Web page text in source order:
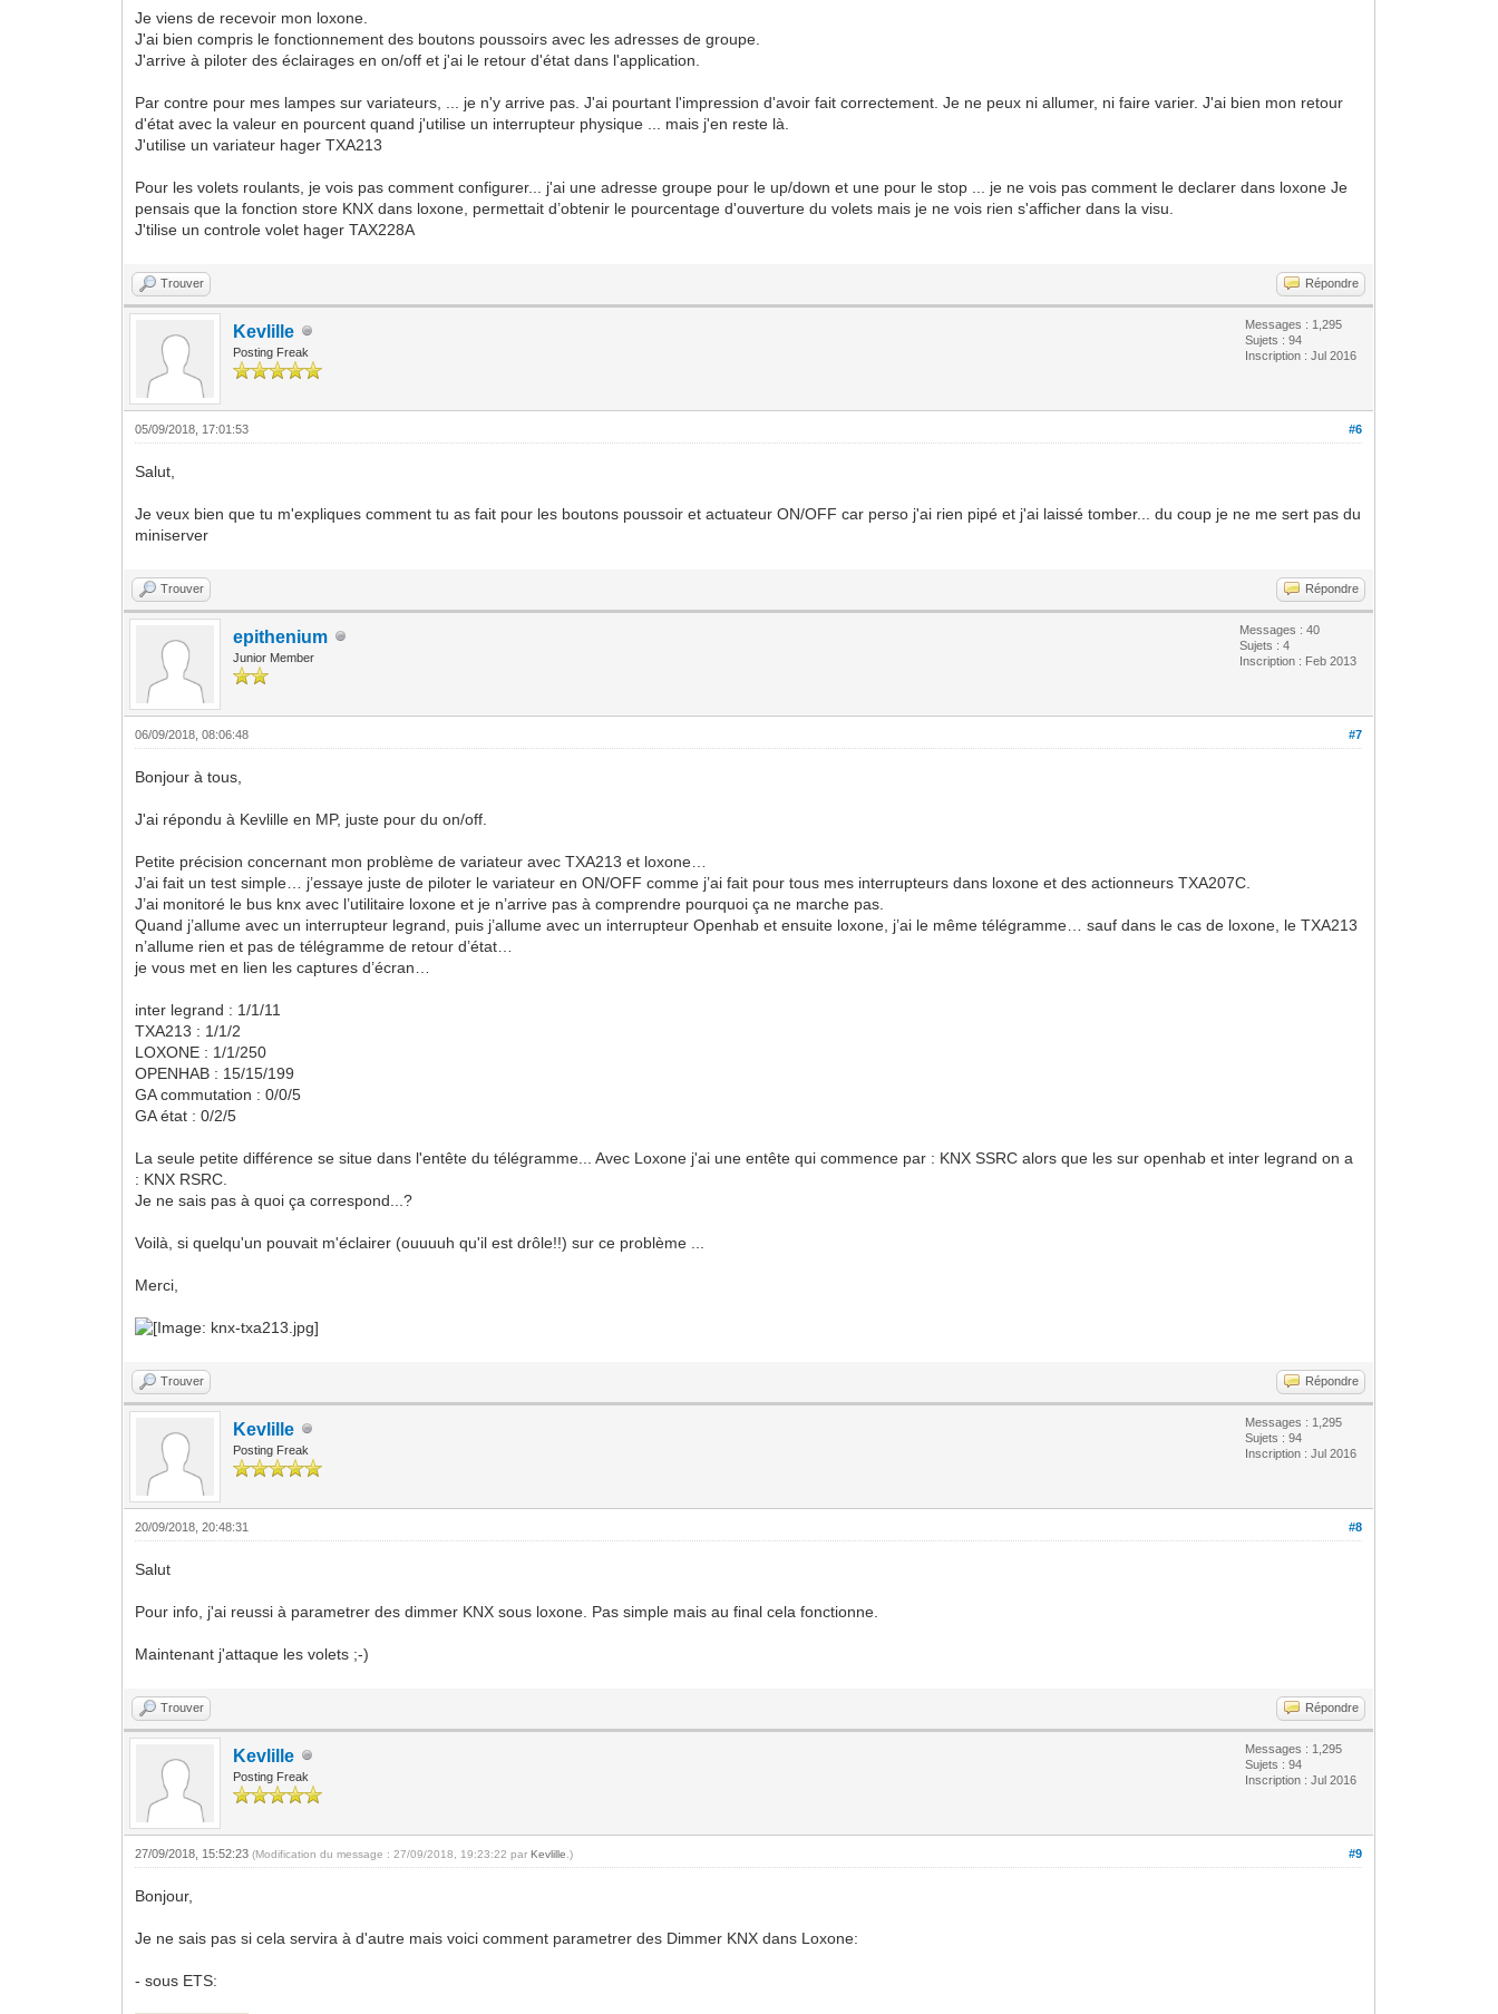
Je viens de recevoir mon loxone.
J'ai bien compris le fonctionnement des boutons poussoirs avec les adresses de groupe.
J'arrive à piloter des éclairages en on/off et j'ai le retour d'état dans l'application.
Par contre pour mes lampes sur variateurs, ... je n'y arrive pas. J'ai pourtant l'impression d'avoir fait correctement. Je ne peux ni allumer, ni faire varier. J'ai bien mon retour
d'état avec la valeur en pourcent quand j'utilise un interrupteur physique ... mais j'en reste là.
J'utilise un variateur hager TXA213
Pour les volets roulants, je vois pas comment configurer... j'ai une adresse groupe pour le up/down et une pour le stop ... je ne vois pas comment le declarer dans loxone Je
pensais que la fonction store KNX dans loxone, permettait d’obtenir le pourcentage d'ouverture du volets mais je ne vois rien s'afficher dans la visu.
J'tilise un controle volet hager TAX228A
Trouver Répondre
Kevlille
Posting Freak
Messages : 1,295
Sujets : 94
Inscription : Jul 2016
#6
05/09/2018, 17:01:53
Salut,
Je veux bien que tu m'expliques comment tu as fait pour les boutons poussoir et actuateur ON/OFF car perso j'ai rien pipé et j'ai laissé tomber... du coup je ne me sert pas du
miniserver
Trouver Répondre
epithenium
Junior Member
Messages : 40
Sujets : 4
Inscription : Feb 2013
#7
06/09/2018, 08:06:48
Bonjour à tous,
J'ai répondu à Kevlille en MP, juste pour du on/off.
Petite précision concernant mon problème de variateur avec TXA213 et loxone…
J’ai fait un test simple… j’essaye juste de piloter le variateur en ON/OFF comme j’ai fait pour tous mes interrupteurs dans loxone et des actionneurs TXA207C.
J’ai monitoré le bus knx avec l’utilitaire loxone et je n’arrive pas à comprendre pourquoi ça ne marche pas.
Quand j’allume avec un interrupteur legrand, puis j’allume avec un interrupteur Openhab et ensuite loxone, j’ai le même télégramme… sauf dans le cas de loxone, le TXA213
n’allume rien et pas de télégramme de retour d’état…
je vous met en lien les captures d’écran…
inter legrand : 1/1/11
TXA213 : 1/1/2
LOXONE : 1/1/250
OPENHAB : 15/15/199
GA commutation : 0/0/5
GA état : 0/2/5
La seule petite différence se situe dans l'entête du télégramme... Avec Loxone j'ai une entête qui commence par : KNX SSRC alors que les sur openhab et inter legrand on a
: KNX RSRC.
Je ne sais pas à quoi ça correspond...?
Voilà, si quelqu'un pouvait m'éclairer (ouuuuh qu'il est drôle!!) sur ce problème ...
Merci,
Trouver Répondre
Kevlille
Posting Freak
Messages : 1,295
Sujets : 94
Inscription : Jul 2016
#8
20/09/2018, 20:48:31
Salut
Pour info, j'ai reussi à parametrer des dimmer KNX sous loxone. Pas simple mais au final cela fonctionne.
Maintenant j'attaque les volets ;-)
Trouver Répondre
Kevlille
Posting Freak
Messages : 1,295
Sujets : 94
Inscription : Jul 2016
#9
27/09/2018, 15:52:23(Modification du message : 27/09/2018, 19:23:22 parKevlille .)
Bonjour,
Je ne sais pas si cela servira à d'autre mais voici comment parametrer des Dimmer KNX dans Loxone:
- sous ETS: